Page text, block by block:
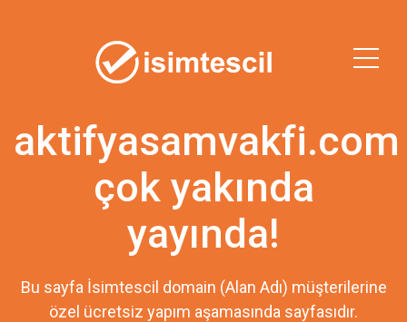
aktifyasamvakfi.com
çok yakında
yayında!
Bu sayfa İsimtescil domain (Alan Adı) müşterilerine
özel ücretsiz yapım aşamasında sayfasıdır.